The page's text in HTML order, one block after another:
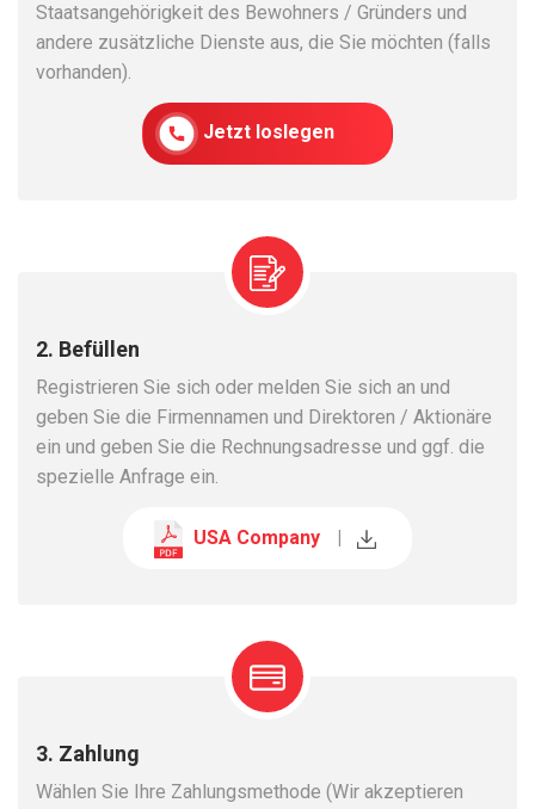
Staatsangehörigkeit des Bewohners / Gründers und
andere zusätzliche Dienste aus, die Sie möchten (falls
vorhanden).
Jetzt loslegen
2. Befüllen
Registrieren Sie sich oder melden Sie sich an und
geben Sie die Firmennamen und Direktoren / Aktionäre
ein und geben Sie die Rechnungsadresse und ggf. die
spezielle Anfrage ein.
USA Company |
3. Zahlung
Wählen Sie Ihre Zahlungsmethode (Wir akzeptieren